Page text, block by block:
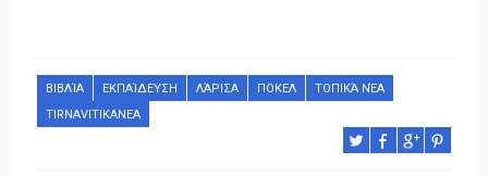
ΒΙΒΛΊΑ ΕΚΠΑΊΔΕΥΣΗ ΛΆΡΙΣΑ ΠΟΚΕΛ
ΤΟΠΙΚΆ ΝΈΑ
TIRNAVITIKANEA